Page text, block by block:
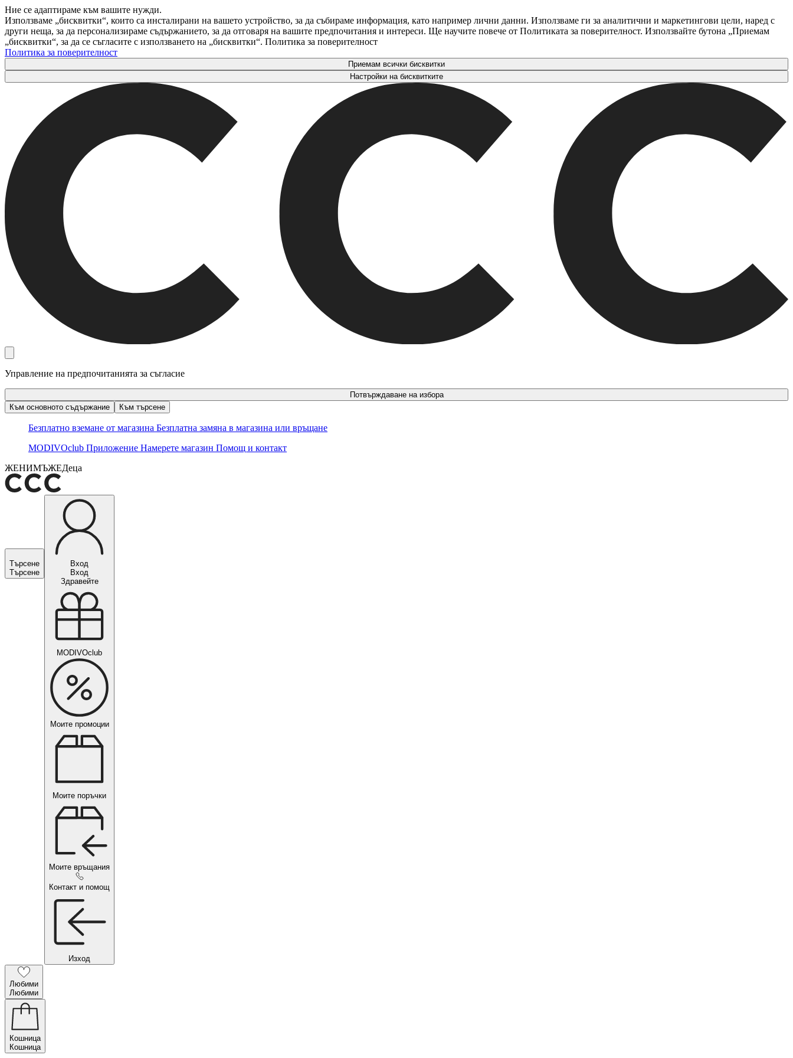
Ние се адаптираме към вашите нужди.
Използваме „бисквитки“, които са инсталирани на вашето устройство, за да събираме информация, като например лични данни. Използваме ги за аналитични и маркетингови цели, наред с
други неща, за да персонализираме съдържанието, за да отговаря на вашите предпочитания и интереси. Ще научите повече от Политиката за поверителност. Използвайте бутона „Приемам
„бисквитки“, за да се съгласите с използването на „бисквитки“. Политика за поверителност
Политика за поверителност
Приемам всички бисквитки
Настройки на бисквитките
Управление на предпочитанията за съгласие
Потвърждаване на избора
Към основното съдържание
Към търсене
Безплатно вземане от магазина Безплатна замяна в магазина или връщане
MODIVOclub Приложение Намерете магазин Помощ и контакт
ЖЕНИМЪЖЕДеца
Търсене
Търсене
Вход
Вход
Здравейте
MODIVOclub
Моите промоции
Моите поръчки
Моите връщания
Контакт и помощ
Изход
Любими
Любими
Кошница
Кошница